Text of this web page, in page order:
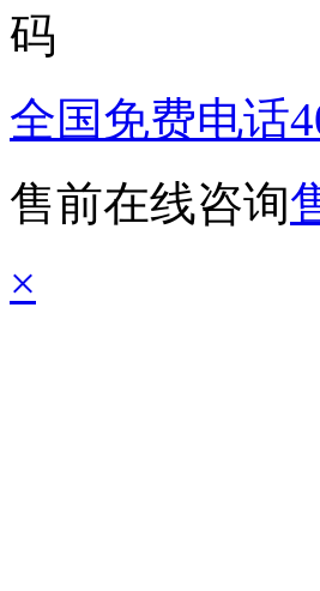
全国免费电话
售前在线咨询
×